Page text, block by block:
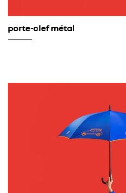
porte-clef métal